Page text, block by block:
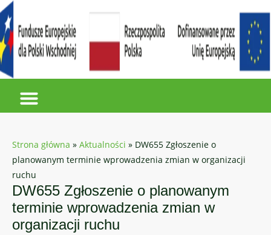
Strona główna » Aktualności » DW655 Zgłoszenie o
planowanym terminie wprowadzenia zmian w organizacji
ruchu
DW655 Zgłoszenie o planowanym
terminie wprowadzenia zmian w
organizacji ruchu